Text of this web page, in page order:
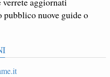
pubblico nuove guide o